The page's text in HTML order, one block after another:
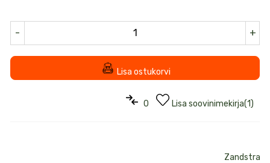
- +
Lisa ostukorvi
0 Lisa soovinimekirja(1)
Zandstra